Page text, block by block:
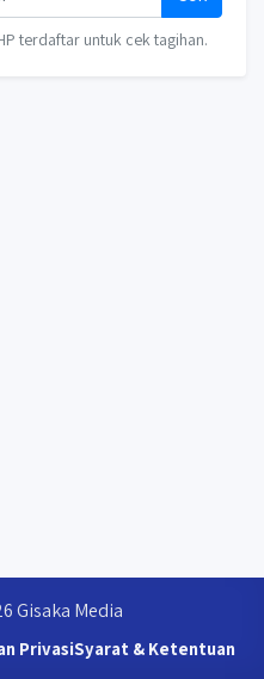
terdaftar untuk cek tagihan.
Gisaka Media
PrivasiSyarat & Ketentuan